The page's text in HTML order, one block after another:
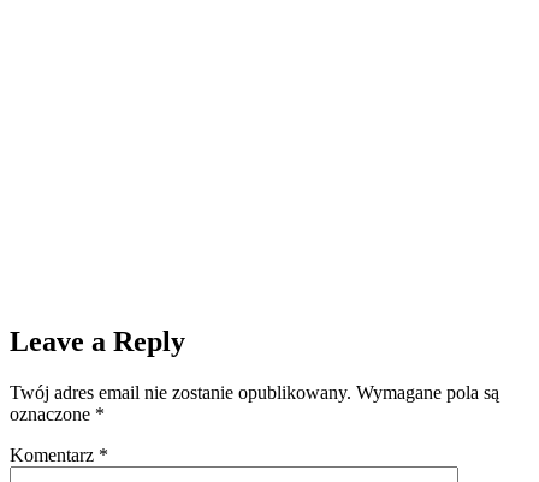
Leave a Reply
Twój adres email nie zostanie opublikowany. Wymagane pola są
oznaczone *
Komentarz *